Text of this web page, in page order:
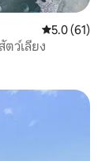
คะแนนเฉลี่ย
5.0 (61)
ว์เลี้ยง